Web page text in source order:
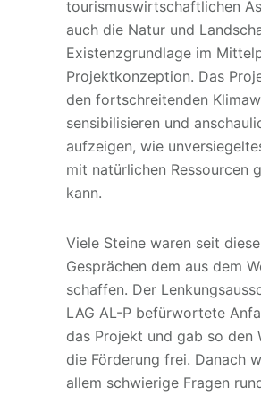
tourismuswirtschaftlichen
auch die Natur und
Existenzgrundlage im
Projektkonzeption. Das
den fortschreitenden
sensibilisieren und
aufzeigen, wie
mit natürlichen Ressourcen
kann.
Viele Steine waren seit
Gesprächen dem aus dem
schaffen. Der
LAG AL-P befürwortete
das Projekt und gab so den
die Förderung frei. Danach
allem schwierige Fragen